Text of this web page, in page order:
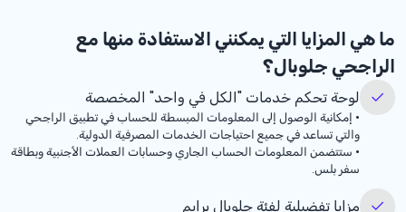
ما هي المزايا التي يمكنني الاستفادة منها مع
الراجحي جلوبال؟
لوحة تحكم خدمات "الكل في واحد" المخصصة
• إمكانية الوصول إلى المعلومات المبسطة للحساب في تطبيق الراجحي
والتي تساعد في جميع احتياجات الخدمات المصرفية الدولية.
• ستتضمن المعلومات الحساب الجاري وحسابات العملات الأجنبية وبطاقة
سفر بلس.
مزايا تفضيلية لفئة جلوبال برايم